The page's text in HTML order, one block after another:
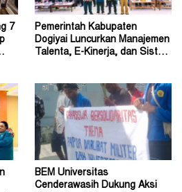
7
Pemerintah Kabupaten
Dogiyai Luncurkan Manajemen
Talenta, E-Kinerja, dan Sistem
BEM Universitas
Cenderawasih Dukung Aksi